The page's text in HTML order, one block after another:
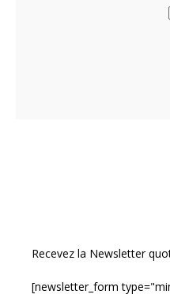
Recevez la Newsletter
[newsletter_form